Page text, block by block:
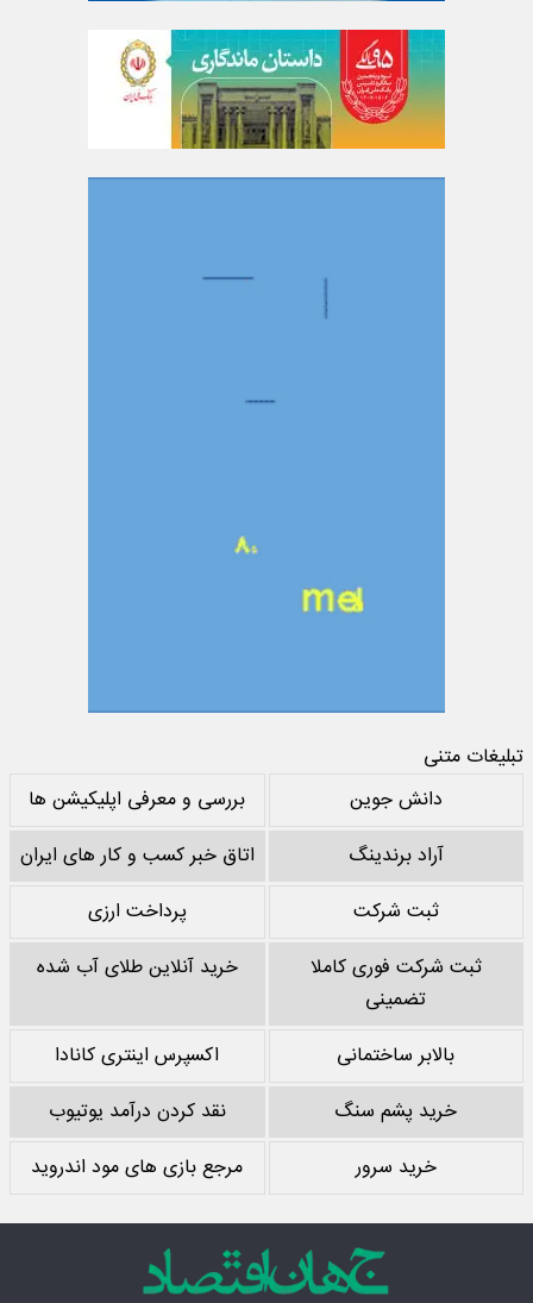
تبلیغات متنی
دانش جوین
بررسی و معرفی اپلیکیشن ها
آراد برندینگ
اتاق خبر کسب و کار های ایران
ثبت شرکت
پرداخت ارزی
ثبت شرکت فوری کاملا
تضمینی
خرید آنلاین طلای آب شده
بالابر ساختمانی
اکسپرس اینتری کانادا
خرید پشم سنگ
نقد کردن درآمد یوتیوب
خرید سرور
مرجع بازی های مود اندروید